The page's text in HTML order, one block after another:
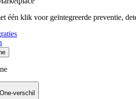
één klik voor geïntegreerde preventie,
verschil